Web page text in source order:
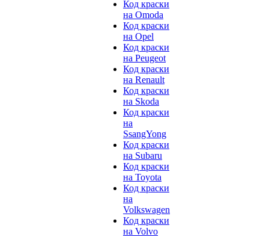
Код краски
на Omoda
Код краски
на Opel
Код краски
на Peugeot
Код краски
на Renault
Код краски
на Skoda
Код краски
на
SsangYong
Код краски
на Subaru
Код краски
на Toyota
Код краски
на
Volkswagen
Код краски
на Volvo